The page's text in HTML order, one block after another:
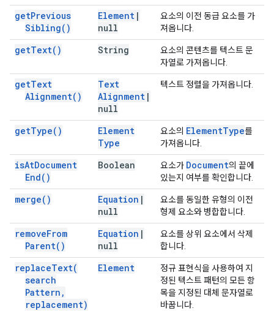
getPrevious
Sibling( )
Element |
null
요소의 이전 동급 요소를 가
져옵니다.
getText( ) String
요소의 콘텐츠를 텍스트 문
자열로 가져옵니다.
getText
Alignment( )
Text
Alignment |
null
텍스트 정렬을 가져옵니다.
getType( )
Element
Type
요소의 ElementType를
가져옵니다.
isAtDocument
End( )
Boolean 요소가 Document의 끝에
있는지 여부를 확인합니다.
merge( ) Equation |
null
요소를 동일한 유형의 이전
형제 요소와 병합합니다.
removeFrom
Parent( )
Equation |
null
요소를 상위 요소에서 삭제
합니다.
replaceText(
search
Pattern ,
replacement)
Element
정규 표현식을 사용하여 지
정된 텍스트 패턴의 모든 항
목을 지정된 대체 문자열로
바꿉니다.